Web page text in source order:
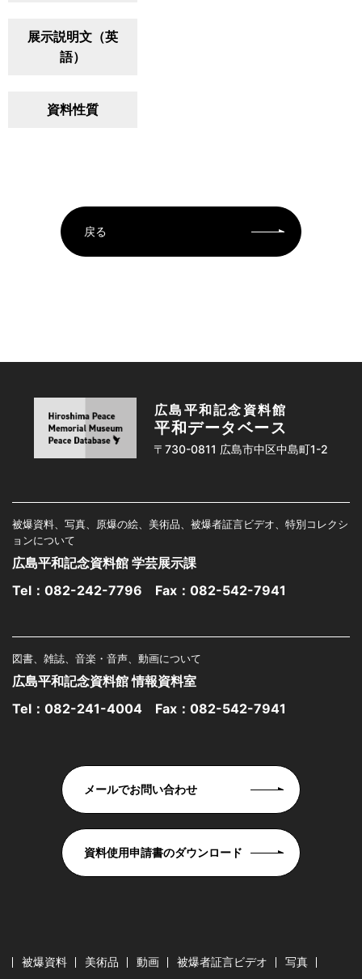
展示説明文（英
語）
資料性質
戻る
広島平和記念資料館
平和データベース
〒730-0811 広島市中区中島町1-2
被爆資料、写真、原爆の絵、美術品、被爆者証言ビデオ、特別コレクシ
ョンについて
広島平和記念資料館 学芸展示課
Tel： 082-242-7796 Fax：082-542-7941
図書、雑誌、音楽・音声、動画について
広島平和記念資料館 情報資料室
Tel： 082-241-4004 Fax：082-542-7941
メールでお問い合わせ
資料使用申請書のダウンロード
被爆資料 美術品 動画 被爆者証言ビデオ
写真